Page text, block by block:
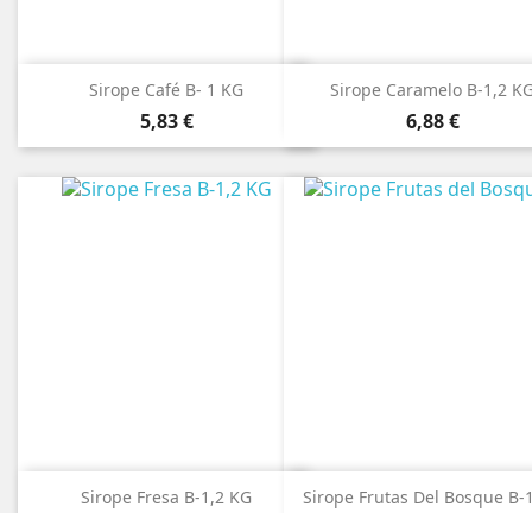
Sirope Café B- 1 KG
Precio
5,83 €
Sirope Caramelo B-1,2
Precio
6,88 €
Sirope Fresa B-1,2 KG Sirope Frutas Del Bosque B-